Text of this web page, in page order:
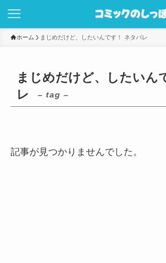
ホーム まじめだけど、したいんです！ ネタバレ
まじめだけど、したいん
レ
– tag –
記事が見つかりませんでした。